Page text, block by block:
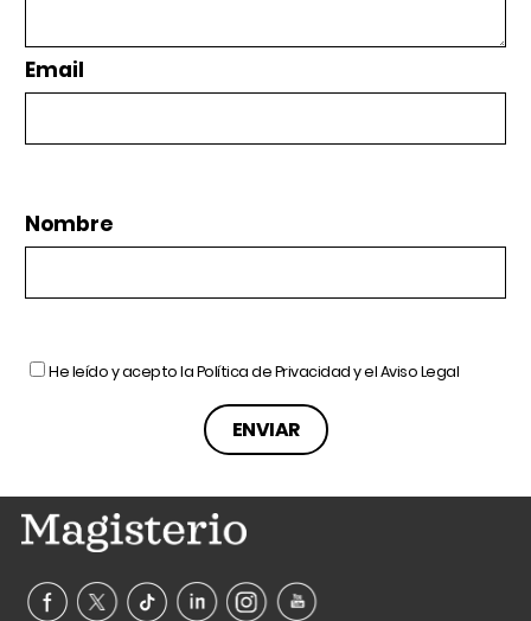
Email
Nombre
He leído y acepto laPolítica de Privacidady elAviso Legal